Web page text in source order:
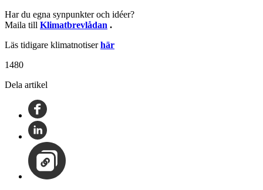
Har du egna synpunkter och idéer?
Maila till Klimatbrevlådan .
Läs tidigare klimatnotiserhär
1480
Dela artikel